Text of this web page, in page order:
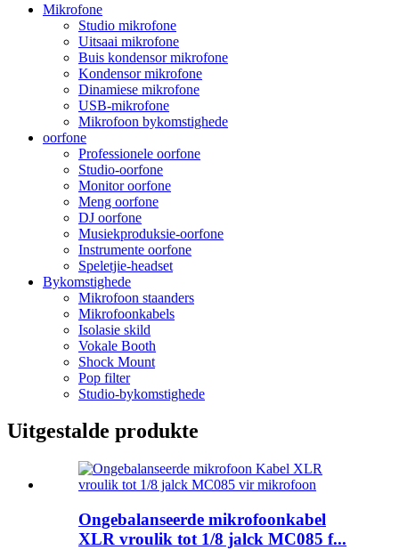
Mikrofone
Studio mikrofone
Uitsaai mikrofone
Buis kondensor mikrofone
Kondensor mikrofone
Dinamiese mikrofone
USB-mikrofone
Mikrofoon bykomstighede
oorfone
Professionele oorfone
Studio-oorfone
Monitor oorfone
Meng oorfone
DJ oorfone
Musiekproduksie-oorfone
Instrumente oorfone
Speletjie-headset
Bykomstighede
Mikrofoon staanders
Mikrofoonkabels
Isolasie skild
Vokale Booth
Shock Mount
Pop filter
Studio-bykomstighede
Uitgestalde produkte
Ongebalanseerde mikrofoonkabel
XLR vroulik tot 1/8 jalck MC085 f...